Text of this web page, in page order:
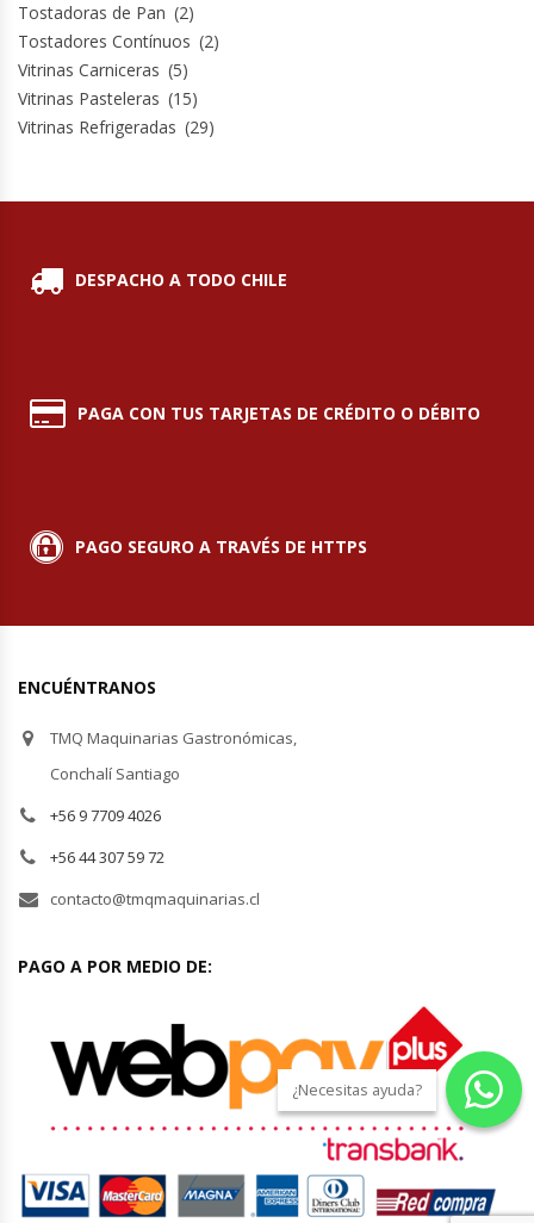
Tostadoras de Pan (2)
Tostadores Contínuos (2)
Vitrinas Carniceras (5)
Vitrinas Pasteleras (15)
Vitrinas Refrigeradas (29)
DESPACHO A TODO CHILE
PAGA CON TUS TARJETAS DE CRÉDITO O DÉBITO
PAGO SEGURO A TRAVÉS DE HTTPS
ENCUÉNTRANOS
TMQ Maquinarias Gastronómicas,
Conchalí Santiago
+56 9 7709 4026
+56 44 307 59 72
contacto@tmqmaquinarias.cl
PAGO A POR MEDIO DE:
¿Necesitas ayuda?